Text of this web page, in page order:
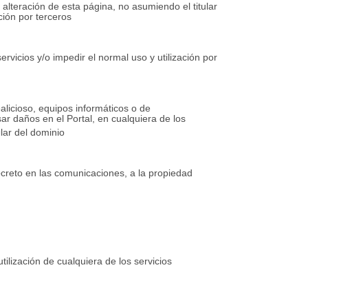
de esta página, no asumiendo el titular
por terceros
y/o impedir el normal uso y utilización por
equipos informáticos o de
daños en el Portal, en cualquiera de los
del dominio
en las comunicaciones, a la propiedad
de cualquiera de los servicios